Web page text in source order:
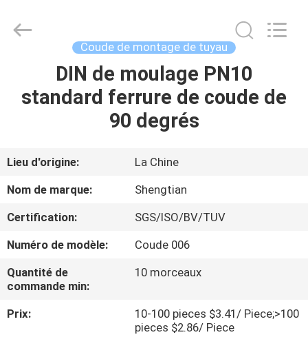
APERÇU
VIDÉOS
SHOW
A
PROPOS
DE
Coude de montage de tuyau
DIN de moulage PN10
standard ferrure de coude de
90 degrés
Lieu d'origine:
La Chine
Nom de marque:
Shengtian
Certification:
SGS/ISO/BV/TUV
Numéro de modèle:
Coude 006
Quantité de
commande min:
10 morceaux
Prix:
10-100 pieces $3.41/ Piece;>100
pieces $2.86/ Piece